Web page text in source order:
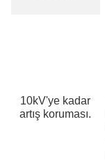
10kV'ye kadar
artış koruması.